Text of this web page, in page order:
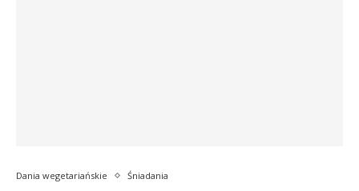
Dania wegetariańskie Śniadania